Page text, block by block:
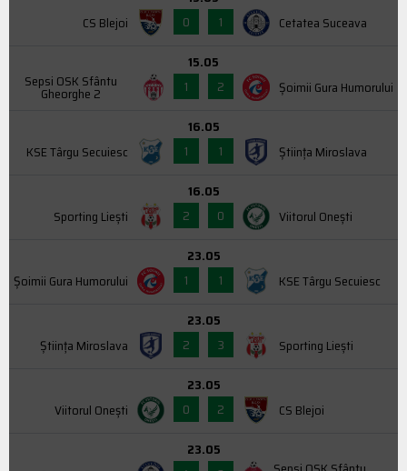
CS Blejoi
0
1 Cetatea Suceava
Sepsi OSK Sfântu
Gheorghe 2
15.05
1
2 Şoimii Gura Humorului
KSE Târgu Secuiesc
16.05
1
1 Știința Miroslava
Sporting Liești
16.05
2
0 Viitorul Onești
Şoimii Gura Humorului
23.05
1
1 KSE Târgu Secuiesc
Știința Miroslava
23.05
2
3 Sporting Liești
Viitorul Onești
23.05
0
2 CS Blejoi
23.05